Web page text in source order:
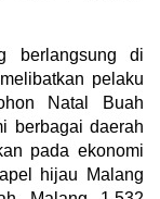
berlangsung di
pelaku
Natal Buah
berbagai daerah
pada ekonomi
hijau Malang